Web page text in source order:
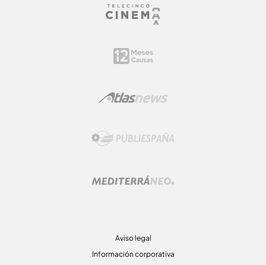
Aviso legal
Información corporativa